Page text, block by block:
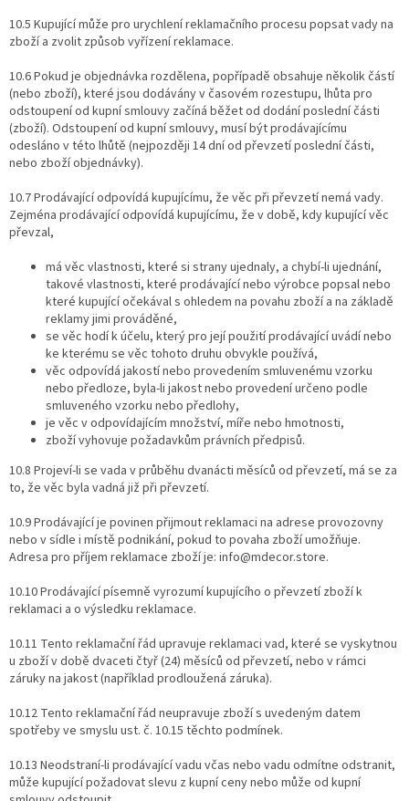
10.5 Kupující může pro urychlení reklamačního procesu popsat vady na
zboží a zvolit způsob vyřízení reklamace.
10.6 Pokud je objednávka rozdělena, popřípadě obsahuje několik částí
(nebo zboží), které jsou dodávány v časovém rozestupu, lhůta pro
odstoupení od kupní smlouvy začíná běžet od dodání poslední části
(zboží). Odstoupení od kupní smlouvy, musí být prodávajícímu
odesláno v této lhůtě (nejpozději 14 dní od převzetí poslední části,
nebo zboží objednávky).
10.7 Prodávající odpovídá kupujícímu, že věc při převzetí nemá vady.
Zejména prodávající odpovídá kupujícímu, že v době, kdy kupující věc
převzal,
má věc vlastnosti, které si strany ujednaly, a chybí-li ujednání,
takové vlastnosti, které prodávající nebo výrobce popsal nebo
které kupující očekával s ohledem na povahu zboží a na základě
reklamy jimi prováděné,
se věc hodí k účelu, který pro její použití prodávající uvádí nebo
ke kterému se věc tohoto druhu obvykle používá,
věc odpovídá jakostí nebo provedením smluvenému vzorku
nebo předloze, byla-li jakost nebo provedení určeno podle
smluveného vzorku nebo předlohy,
je věc v odpovídajícím množství, míře nebo hmotnosti,
zboží vyhovuje požadavkům právních předpisů.
10.8 Projeví-li se vada v průběhu dvanácti měsíců od převzetí, má se za
to, že věc byla vadná již při převzetí.
10.9 Prodávající je povinen přijmout reklamaci na adrese provozovny
nebo v sídle i místě podnikání, pokud to povaha zboží umožňuje.
Adresa pro příjem reklamace zboží je: ​info@mdecor.store.
10.10 Prodávající písemně vyrozumí kupujícího o převzetí zboží k
reklamaci a o výsledku reklamace.
10.11 Tento reklamační řád upravuje reklamaci vad, které se vyskytnou
u zboží v době dvaceti čtyř (24) měsíců od převzetí, nebo v rámci
záruky na jakost (například prodloužená záruka).
10.12 Tento reklamační řád neupravuje zboží s uvedeným datem
spotřeby ve smyslu ust. č. 10.15 těchto podmínek.
10.13 Neodstraní-li prodávající vadu včas nebo vadu odmítne odstranit,
může kupující požadovat slevu z kupní ceny nebo může od kupní